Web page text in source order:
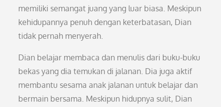
memiliki semangat juang yang luar biasa. Meskipun
kehidupannya penuh dengan keterbatasan, Dian
tidak pernah menyerah.
Dian belajar membaca dan menulis dari buku-buku
bekas yang dia temukan di jalanan. Dia juga aktif
membantu sesama anak jalanan untuk belajar dan
bermain bersama. Meskipun hidupnya sulit, Dian